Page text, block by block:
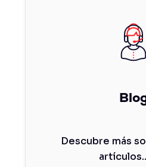
Descubre más